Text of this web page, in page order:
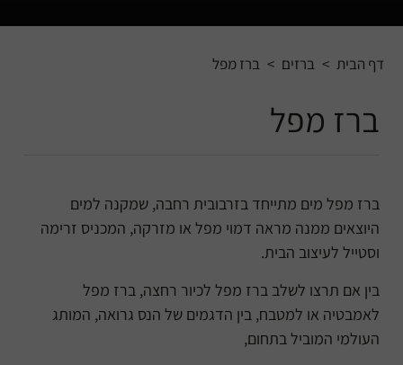
דף הבית > ברזים > ברז מפל
ברז מפל
ברז מפל מים מתייחד בזרבובית רחבה, שמקנה למים
היוצאים ממנה מראה דמוי מפל או מזרקה, המכניס זרימה
וסטייל לעיצוב הבית.
בין אם תרצו לשלב ברז מפל לכיור רחצה, ברז מפל
לאמבטיה או למטבח, בין הדגמים של הנס גרואה, המותג
העולמי המוביל בתחום,